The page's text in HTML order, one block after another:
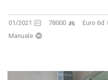
01/2021 78000 Euro 6d
Manuale